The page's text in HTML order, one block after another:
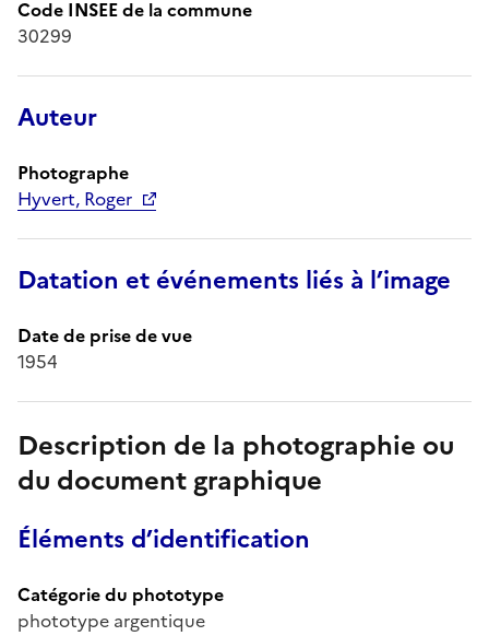
Code INSEE de la commune
30299
Auteur
Photographe
Hyvert, Roger
Datation et événements liés à l’image
Date de prise de vue
1954
Description de la photographie ou
du document graphique
Éléments d’identification
Catégorie du phototype
phototype argentique